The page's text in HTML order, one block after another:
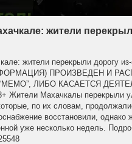
жители
жители перекрыли дорогу
ПРОИЗВЕДЕН И
ЛИБО КАСАЕТСЯ
Жители Махачкалы перекрыли
по их словам,
восстановили,
уже несколько недель.